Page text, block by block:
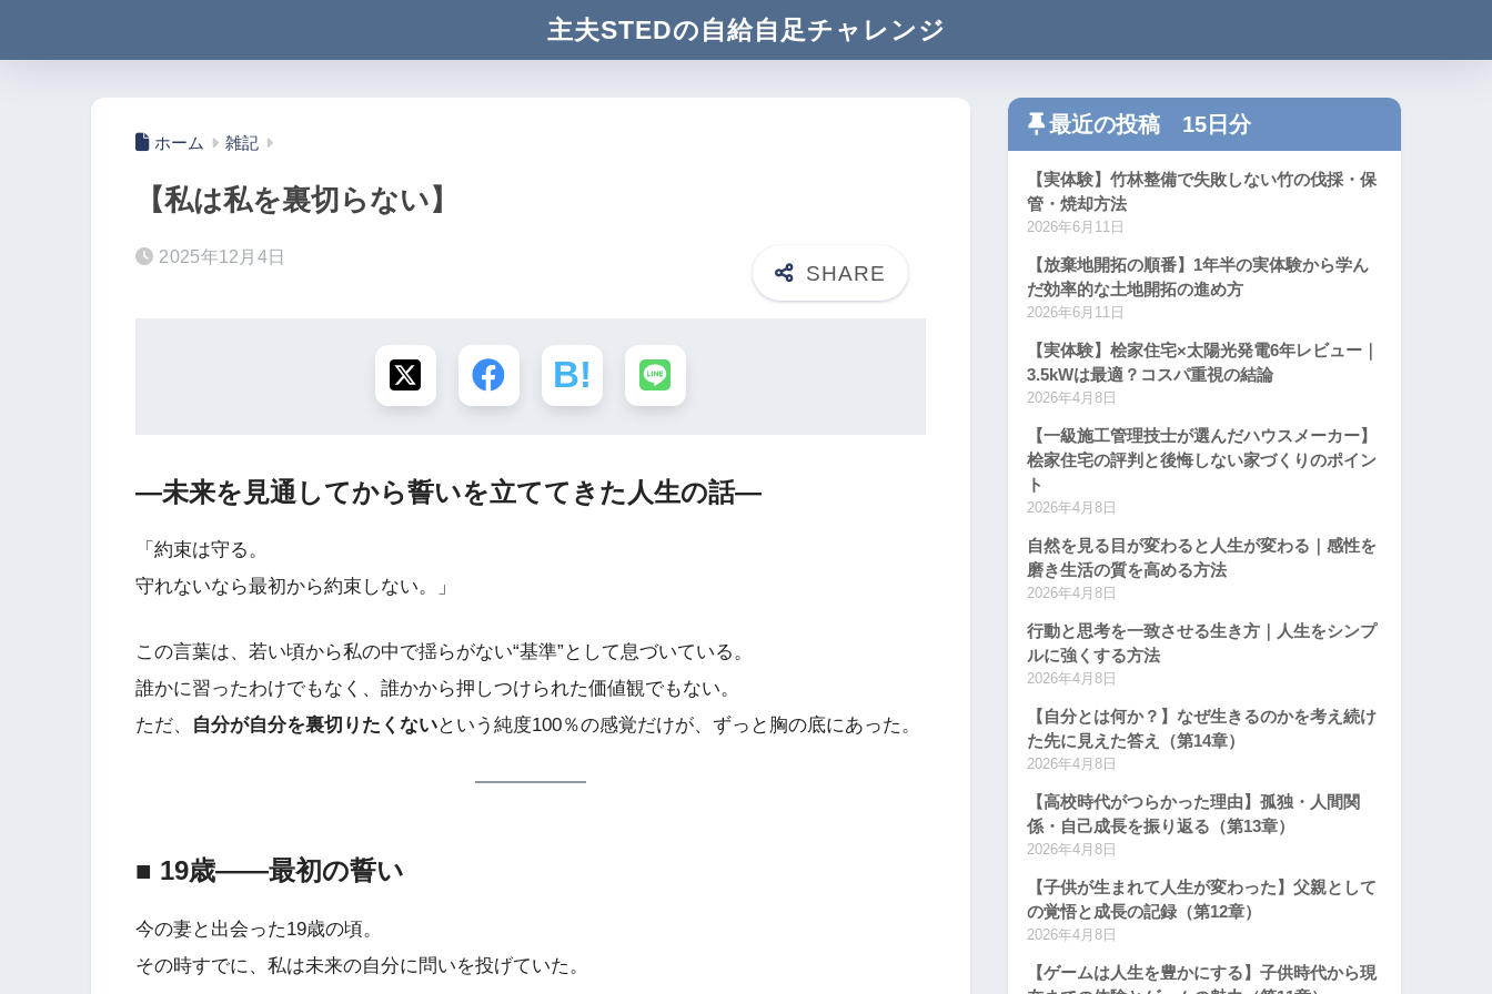
主夫STEDの自給自足チャレンジ
ホーム 雑記
【私は私を裏切らない】
2025年12月4日
―未来を見通してから誓いを立ててきた人生の話―
「約束は守る。
守れないなら最初から約束しない。」
この言葉は、若い頃から私の中で揺らがない“基準”として息づいている。
誰かに習ったわけでもなく、誰かから押しつけられた価値観でもない。
ただ、
自分が自分を裏切りたくないという純度100％の感覚だけが、ずっと胸の底にあった。
■ 19歳――最初の誓い
今の妻と出会った19歳の頃。
その時すでに、私は未来の自分に問いを投げていた。
最近の投稿 15日分
【実体験】竹林整備で失敗しない竹の伐採・保
管・焼却方法
2026年6月11日
【放棄地開拓の順番】1年半の実体験から学ん
だ効率的な土地開拓の進め方
2026年6月11日
【実体験】桧家住宅×太陽光発電6年レビュー｜
3.5kWは最適？コスパ重視の結論
2026年4月8日
【一級施工管理技士が選んだハウスメーカー】
桧家住宅の評判と後悔しない家づくりのポイン
ト
2026年4月8日
自然を見る目が変わると人生が変わる｜感性を
磨き生活の質を高める方法
2026年4月8日
行動と思考を一致させる生き方｜人生をシンプ
ルに強くする方法
2026年4月8日
【自分とは何か？】なぜ生きるのかを考え続け
た先に見えた答え（第14章）
2026年4月8日
【高校時代がつらかった理由】孤独・人間関
係・自己成長を振り返る（第13章）
2026年4月8日
【子供が生まれて人生が変わった】父親として
の覚悟と成長の記録（第12章）
2026年4月8日
【ゲームは人生を豊かにする】子供時代から現